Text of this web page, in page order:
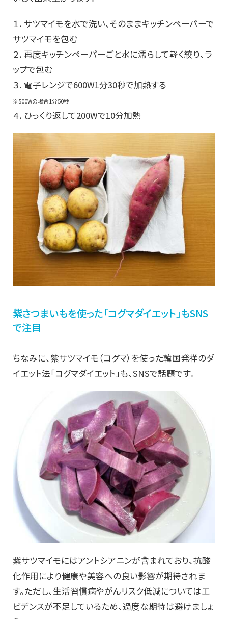
１．サツマイモを水で洗い、そのままキッチンペーパーで
サツマイモを包む
２．再度キッチンペーパーごと水に濡らして軽く絞り、ラ
ップで包む
３．電子レンジで600W1分30秒で加熱する
※500Wの場合1分50秒
４．ひっくり返して200Wで10分加熱
紫さつまいもを使った「コグマダイエット」もSNS
で注目
ちなみに、紫サツマイモ（コグマ）を使った韓国発祥のダ
イエット法「コグマダイエット」も、SNSで話題です。
紫サツマイモにはアントシアニンが含まれており、抗酸
化作用により健康や美容への良い影響が期待されま
す。ただし、生活習慣病やがんリスク低減についてはエ
ビデンスが不足しているため、過度な期待は避けましょ